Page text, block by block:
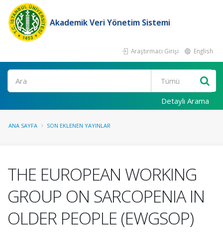
Akademik Veri Yönetim Sistemi
Araştırmacı Girişi English
Ara
Detaylı Arama
ANA SAYFA SON EKLENEN YAYINLAR
THE EUROPEAN WORKING
GROUP ON SARCOPENIA IN
OLDER PEOPLE (EWGSOP)